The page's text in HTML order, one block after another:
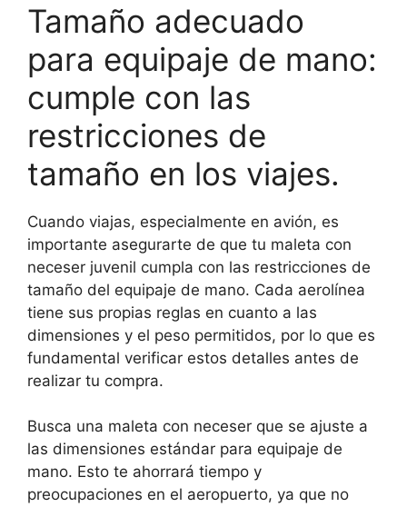
Tamaño adecuado
para equipaje de mano:
cumple con las
restricciones de
tamaño en los viajes.
Cuando viajas, especialmente en avión, es
importante asegurarte de que tu maleta con
neceser juvenil cumpla con las restricciones de
tamaño del equipaje de mano. Cada aerolínea
tiene sus propias reglas en cuanto a las
dimensiones y el peso permitidos, por lo que es
fundamental verificar estos detalles antes de
realizar tu compra.
Busca una maleta con neceser que se ajuste a
las dimensiones estándar para equipaje de
mano. Esto te ahorrará tiempo y
preocupaciones en el aeropuerto, ya que no